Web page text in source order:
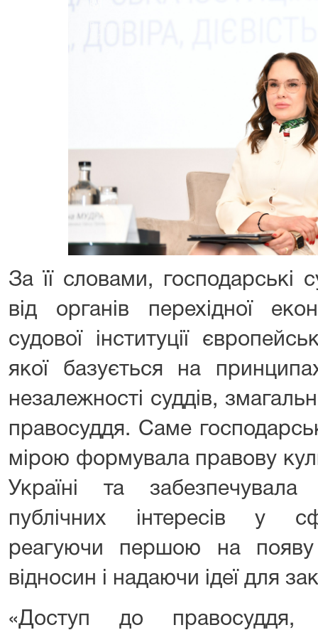
За її словами, господарські
від органів перехідної
судової інституції
якої базується на
незалежності суддів,
правосуддя. Саме
мірою формувала правову
Україні та
публічних інтересів у
реагуючи першою на появу
відносин і надаючи ідеї для
«Доступ до правосуддя,